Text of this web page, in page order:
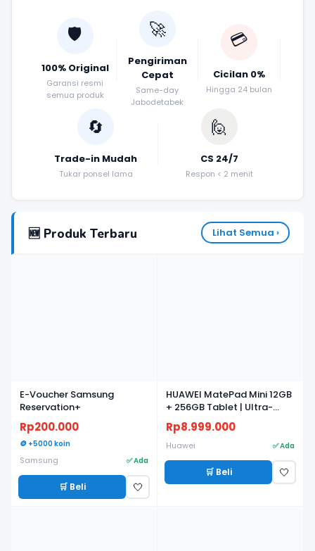
🛡️
100% Original
Garansi resmi
semua produk
🚀
Pengiriman
Cepat
Same-day
Jabodetabek
💳
Cicilan 0%
Hingga 24 bulan
🔄
Trade-in Mudah
Tukar ponsel lama
🙋
CS 24/7
Respon < 2 menit
🆕 Produk Terbaru Lihat Semua ›
E-Voucher Samsung
Reservation+
Rp200.000
🪙 +5000 koin
Samsung ✅ Ada
🛒 Beli 🤍
HUAWEI MatePad Mini 12GB
+ 256GB Tablet | Ultra-
light, Ultra-thin | 8.8"
Flexible OLED PaperMatte
Display | AI WPS
Rp8.999.000
Huawei ✅ Ada
🛒 Beli 🤍